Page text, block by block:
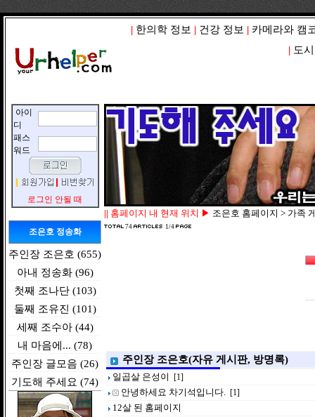
| 한의학 정보 | 건강 정보 | 카메라와 캠
| 도
아이
디
패스
워드
로그인 안될 때
조은호 정송화
주인장 조은호 (655)
아내 정송화 (96)
첫째 조나단 (103)
둘째 조유진 (101)
세째 조수아 (44)
내 마음에... (78)
주인장 글모음 (26)
기도해 주세요 (74)
|| 홈페이지 내 현재 위치 ▶ 조은호 홈페이지 > 가족
74 1/4
주인장 조은호(자유 게시판, 방명록)
일곱살 은성이 [1]
안녕하세요 차기석입니다. [1]
12살 된 홈페이지